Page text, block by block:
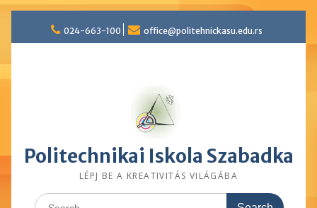
content
024-663-100 office@politehnickasu.edu.rs
Politechnikai Iskola Szabadka
LÉPJ BE A KREATIVITÁS VILÁGÁBA
Search